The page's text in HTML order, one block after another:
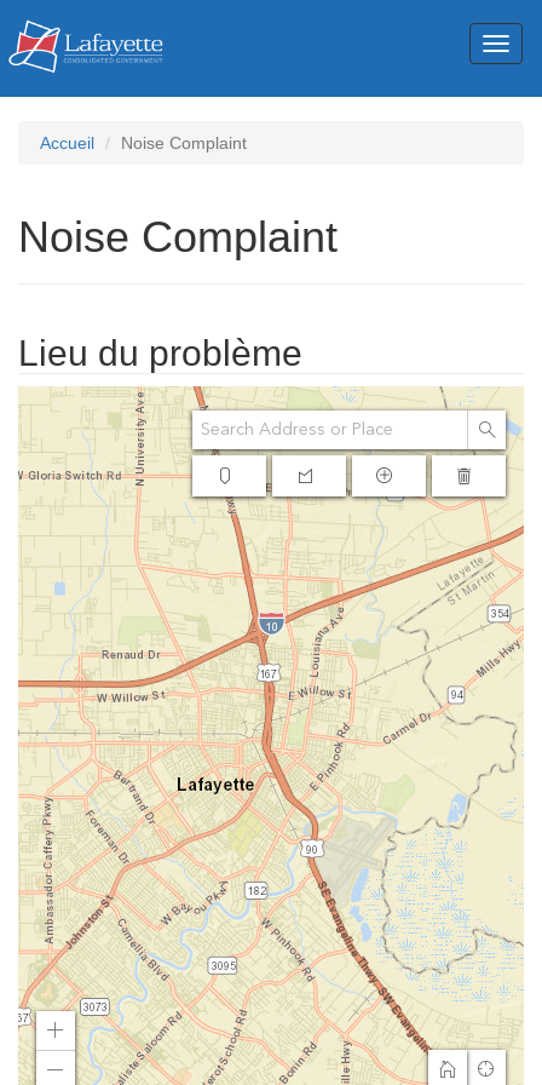
Accueil Noise Complaint
Noise Complaint
Lieu du problème
Search
Zoom
In
Zoom
Find
Home